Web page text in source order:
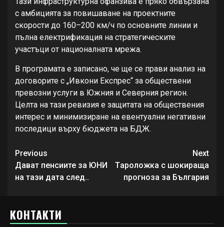
с амбицията за повишаване на проектните
скорости до 160–200 км/ч по основните линии и
пълна електрификация на стратегическите
участъци от националната мрежа.
В програмата е записано, че ще се прави анализ на
договорите с „Ивкони Експрес“ за обществени
превозни услуги в Южния и Северния регион.
Целта на тази ревизия е защитата на обществения
интерес и минимизиране на евентуални негативни
последици върху бюджета на БДЖ.
Continue
Reading
Previous
Дават пенсиите за ЮНИ
на тази дата след..
Next
Tароложка с шокираща
прогноза за България
КОНТАКТИ